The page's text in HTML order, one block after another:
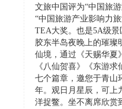
文旅中国评为“中国旅
“中国旅游产业影响力
TEA大奖。也是5A级
胶东半岛夜晚上的璀璨
仙境，通过《天赐华夏
《八仙贺喜》《东游求
七个篇章，邀您于青山
年。观日月星辰，可上
洋捉鳖。坐不离席欣赏